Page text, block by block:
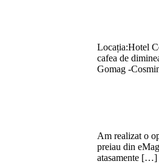
Locația:Hotel
cafea de
Gomag -
Am realizat o
preiau din
atasamente […]